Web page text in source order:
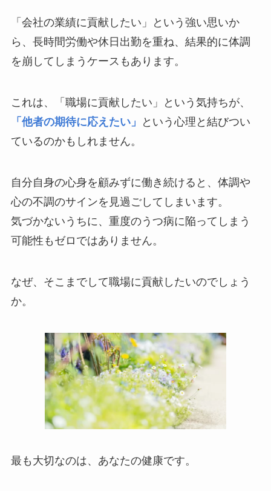
「会社の業績に貢献したい」という強い思いか
ら、長時間労働や休日出勤を重ね、結果的に体調
を崩してしまうケースもあります。
これは、「職場に貢献したい」という気持ちが、
「他者の期待に応えたい」
という心理と結びつい
ているのかもしれません。
自分自身の心身を顧みずに働き続けると、体調や
心の不調のサインを見過ごしてしまいます。
気づかないうちに、重度のうつ病に陥ってしまう
可能性もゼロではありません。
なぜ、そこまでして職場に貢献したいのでしょう
か。
最も大切なのは、あなたの健康です。